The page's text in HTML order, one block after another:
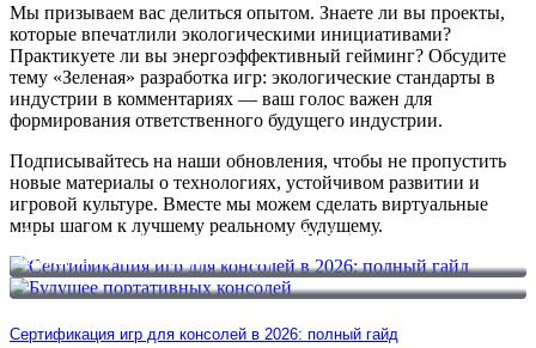
Мы призываем вас делиться опытом. Знаете ли вы проекты,
которые впечатлили экологическими инициативами?
Практикуете ли вы энергоэффективный гейминг? Обсудите
тему «Зеленая» разработка игр: экологические стандарты в
индустрии в комментариях — ваш голос важен для
формирования ответственного будущего индустрии.
Подписывайтесь на наши обновления, чтобы не пропустить
новые материалы о технологиях, устойчивом развитии и
игровой культуре. Вместе мы можем сделать виртуальные
миры шагом к лучшему реальному будущему.
Сертификация игр для консолей в 2026: полный гайд
Будущее портативных консолей
Сертификация игр для консолей в 2026: полный гайд